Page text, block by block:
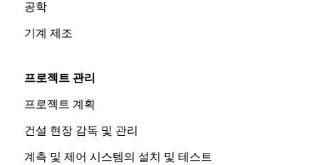
공학
기계 제조
프로젝트 관리
프로젝트 계획
건설 현장 감독 및 관리
계측 및 제어 시스템의 설치 및 테스트